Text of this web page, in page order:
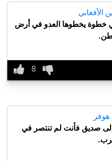
الأفغاني
خطوة يخطوها العدو في أرض
هوفر
صديق فأنت لم تنتصر في